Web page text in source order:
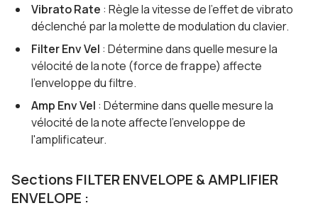
Vibrato Rate : Règle la vitesse de l'effet de vibrato
déclenché par la molette de modulation du clavier.
Filter Env Vel : Détermine dans quelle mesure la
vélocité de la note (force de frappe) affecte
l'enveloppe du filtre.
Amp Env Vel : Détermine dans quelle mesure la
vélocité de la note affecte l'enveloppe de
l'amplificateur.
Sections FILTER ENVELOPE & AMPLIFIER
ENVELOPE :